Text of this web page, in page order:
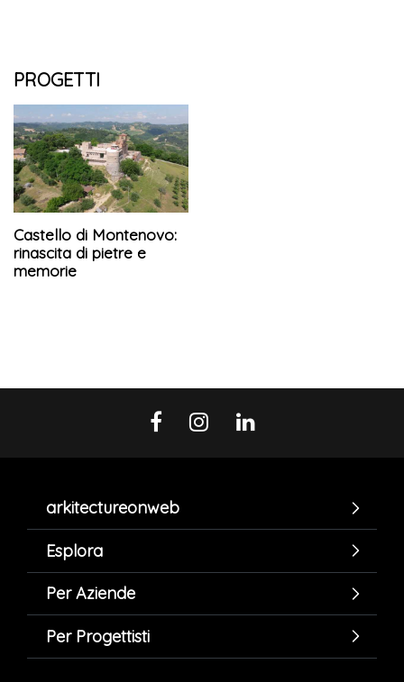
PROGETTI
Castello di Montenovo:
rinascita di pietre e
memorie
arkitectureonweb
Esplora
Per Aziende
Per Progettisti